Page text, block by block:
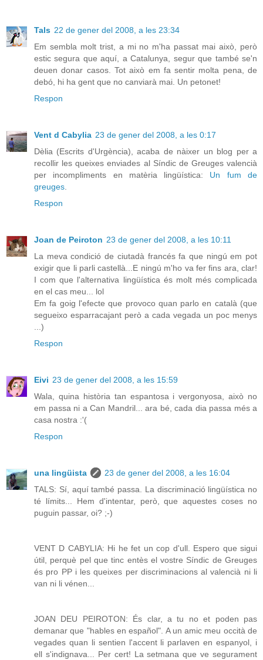
Tals 22 de gener del 2008, a les 23:34
Em sembla molt trist, a mi no m'ha passat mai això, però
estic segura que aquí, a Catalunya, segur que també se'n
deuen donar casos. Tot això em fa sentir molta pena, de
debó, hi ha gent que no canviarà mai. Un petonet!
Respon
Vent d Cabylia 23 de gener del 2008, a les 0:17
Dèlia (Escrits d'Urgència), acaba de nàixer un blog per a
recollir les queixes enviades al Síndic de Greuges valencià
per incompliments en matèria lingüística: Un fum de
greuges
Respon
Joan de Peiroton 23 de gener del 2008, a les 10:11
La meva condició de ciutadà francés fa que ningú em pot
exigir que li parli castellà...E ningú m'ho va fer fins ara, clar!
I com que l'alternativa lingüística és molt més complicada
en el cas meu... lol
Em fa goig l'efecte que provoco quan parlo en català (que
segueixo esparracajant però a cada vegada un poc menys
...)
Respon
Eivi 23 de gener del 2008, a les 15:59
Wala, quina història tan espantosa i vergonyosa, això no
em passa ni a Can Mandril... ara bé, cada dia passa més a
casa nostra :'(
Respon
una lingüista
23 de gener del 2008, a les 16:04
TALS: Sí, aquí també passa. La discriminació lingüística no
té límits... Hem d'intentar, però, que aquestes coses no
puguin passar, oi? ;-)
VENT D CABYLIA: Hi he fet un cop d'ull. Espero que sigui
útil, perquè pel que tinc entès el vostre Síndic de Greuges
és pro PP i les queixes per discriminacions al valencià ni li
van ni li vénen...
JOAN DEU PEIROTON: És clar, a tu no et poden pas
demanar que "hables en español". A un amic meu occità de
vegades quan li sentien l'accent li parlaven en espanyol, i
ell s'indignava... Per cert! La setmana que ve segurament